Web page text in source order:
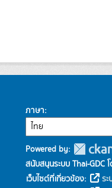
ภาษา
Powered by:
สนับสนุนระบบ Thai-GDC
เว็บไซต์ที่เกี่ยวข้อง:
ร